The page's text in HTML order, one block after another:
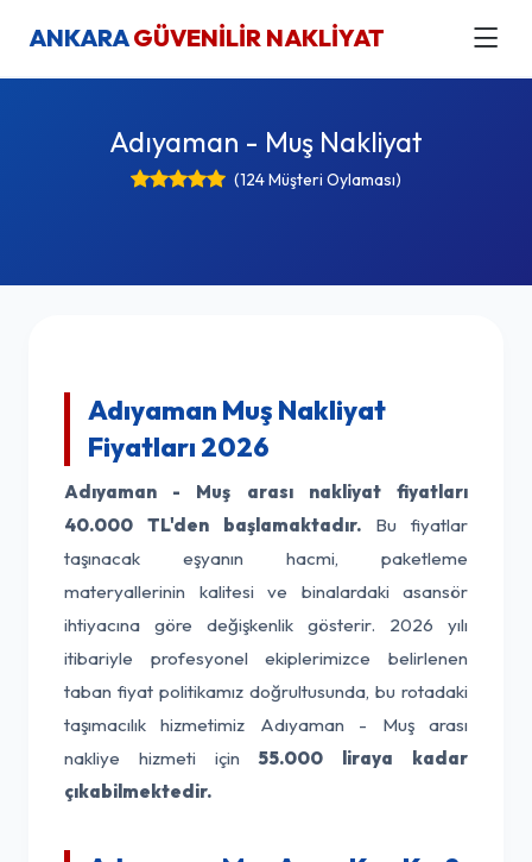
ANKARAGÜVENİLİR NAKLİYAT
Adıyaman - Muş Nakliyat
(124 Müşteri Oylaması)
Adıyaman Muş Nakliyat
Fiyatları 2026
Adıyaman - Muş arası nakliyat fiyatları
40.000 TL'den başlamaktadır. Bu fiyatlar
taşınacak eşyanın hacmi, paketleme
materyallerinin kalitesi ve binalardaki asansör
ihtiyacına göre değişkenlik gösterir. 2026 yılı
itibariyle profesyonel ekiplerimizce belirlenen
taban fiyat politikamız doğrultusunda, bu rotadaki
taşımacılık hizmetimiz Adıyaman - Muş arası
nakliye hizmeti için55.000 liraya kadar
çıkabilmektedir.